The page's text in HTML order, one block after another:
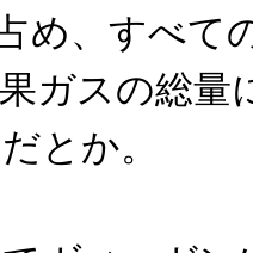
め、すべて
ガスの総量
とか。